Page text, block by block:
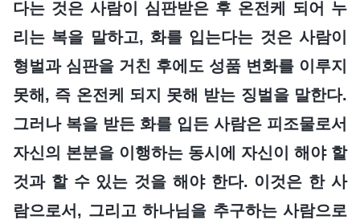
다는 것은 사람이 심판받은 후 온전케 되어 누
리는 복을 말하고, 화를 입는다는 것은 사람이
형벌과 심판을 거친 후에도 성품 변화를 이루지
못해, 즉 온전케 되지 못해 받는 징벌을 말한다.
그러나 복을 받든 화를 입든 사람은 피조물로서
자신의 본분을 이행하는 동시에 자신이 해야 할
것과 할 수 있는 것을 해야 한다. 이것은 한 사
람으로서, 그리고 하나님을 추구하는 사람으로